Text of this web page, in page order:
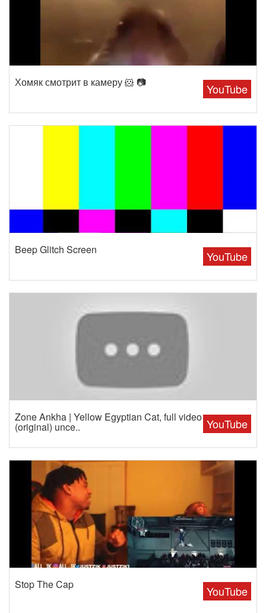
YouTube
Хомяк смотрит в камеру 🐹 📷
YouTube
Beep Glitch Screen
YouTube
Zone Ankha | Yellow Egyptian Cat, full video
(original) unce..
YouTube
Stop The Cap